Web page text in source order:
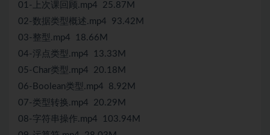
01-上次课回顾.mp4 25.87M
02-数据类型概述.mp4 93.42M
03-整型.mp4 18.66M
04-浮点类型.mp4 13.33M
05-Char类型.mp4 20.18M
06-Boolean类型.mp4 8.92M
07-类型转换.mp4 20.29M
08-字符串操作.mp4 103.94M